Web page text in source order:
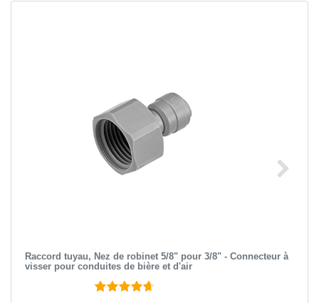
Raccord tuyau, Nez de robinet 5/8" pour 3/8" - Connecteur à
visser pour conduites de bière et d'air